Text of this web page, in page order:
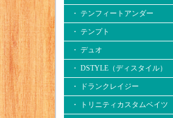
・ テンフィートアンダー
・ テンプト
・ デュオ
・ DSTYLE（ディスタイル）
・ ドランクレイジー
・ トリニティカスタムベイツ